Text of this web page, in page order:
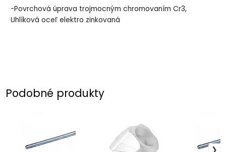
-Povrchová úprava trojmocným chromovaním Cr3,
Uhlíková oceľ elektro zinkovaná
Podobné produkty